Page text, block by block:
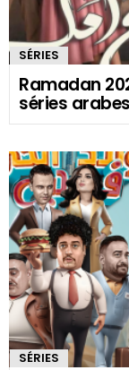
SÉRIES
Ramadan
séries
SÉRIES